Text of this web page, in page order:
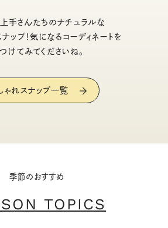
手さんたちのナチュラルな
ップ！気になるコーディネートを
けてみてくださいね。
ゃれスナップ一覧
季節のおすすめ
TOPICS